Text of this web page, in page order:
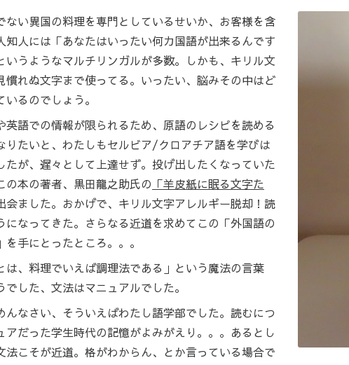
ない異国の料理を専門としているせいか、お客様を含
知人には「あなたはいったい何カ国語が出来るんです
いうようなマルチリンガルが多数。しかも、キリル文
慣れぬ文字まで使ってる。いったい、脳みその中はど
いるのでしょう。
英語での情報が限られるため、原語のレシピを読める
りたいと、わたしもセルビア/クロアチア語を学びは
たが、遅々として上達せず。投げ出したくなっていた
の本の著者、黒田龍之助氏の 「羊皮紙に眠る文字た
会ました。おかげで、キリル文字アレルギー脱却！読
になってきた。さらなる近道を求めてこの「外国語の
を手にとったところ。。。
は、料理でいえば調理法である」という魔法の言葉
でした、文法はマニュアルでした。
んなさい、そういえばわたし語学部でした。読むにつ
アだった学生時代の記憶がよみがえり。。。あるとし
法こそが近道。格がわからん、とか言っている場合で